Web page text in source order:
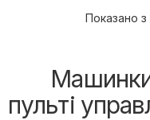
Показано з
Машинки
пульті